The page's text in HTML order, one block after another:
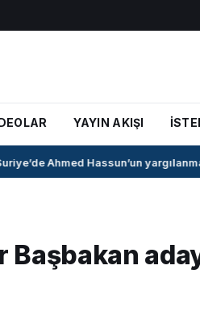
YAYIN AKIŞI
Ahmed Hassun’un